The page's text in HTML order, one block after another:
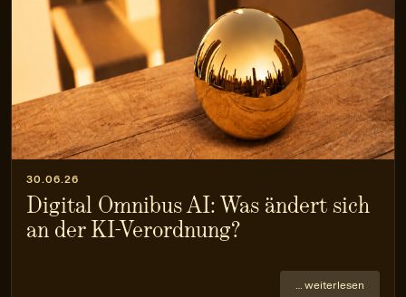
30.06.26
Digital Omnibus AI: Was ändert sich
an der KI-Verordnung?
… weiterlesen